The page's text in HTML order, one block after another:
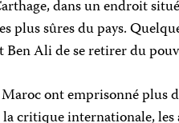
dans un endroit
plus sûres du pays.
Ali de se retirer du
ont emprisonné plus
critique internationale,